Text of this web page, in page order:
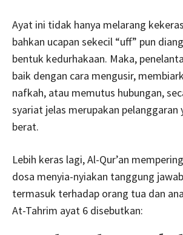
Ayat ini tidak hanya melarang
bahkan ucapan sekecil “uff” pun
bentuk kedurhakaan. Maka,
baik dengan cara mengusir,
nafkah, atau memutus hubungan,
syariat jelas merupakan pelanggaran
berat.
Lebih keras lagi, Al-Qur’an
dosa menyia-nyiakan tanggung
termasuk terhadap orang tua dan
At-Tahrim ayat 6 disebutkan: